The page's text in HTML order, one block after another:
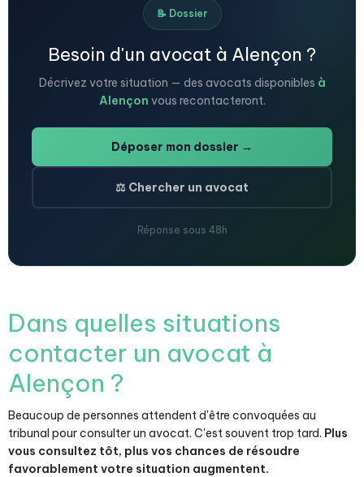
📝 Dossier
Besoin d'un avocat à Alençon ?
Décrivez votre situation — des avocats disponibles à
Alençon vous recontacteront.
Déposer mon dossier →
⚖️ Chercher un avocat
Réponse sous 48h
Dans quelles situations
contacter un avocat à
Alençon ?
Beaucoup de personnes attendent d'être convoquées au
tribunal pour consulter un avocat. C'est souvent trop tard. Plus
vous consultez tôt, plus vos chances de résoudre
favorablement votre situation augmentent.